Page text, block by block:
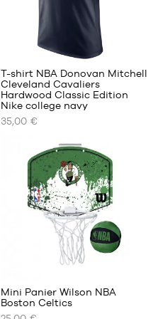
enfant
- 1m50
XL -
enfant
- 1m65
à
1m80
NOS
TAILLES
DISPONIBLES
XXL
T-shirt NBA Donovan Mitchell
Cleveland Cavaliers
Hardwood Classic Edition
Nike college navy
35,00 €
NOS
1
Mini Panier Wilson NBA
Boston Celtics